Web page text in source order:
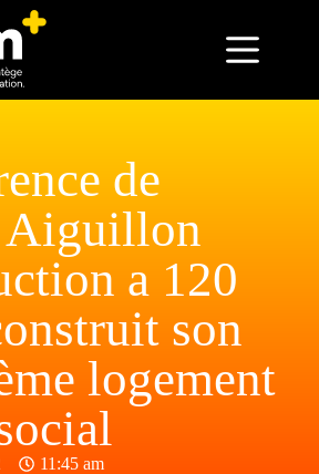
de
Aiguillon
a 120
son
logement
11:45 am